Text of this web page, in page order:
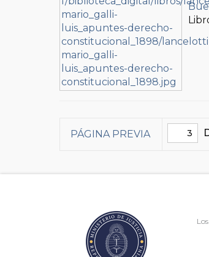
PÁGINA PREVIA